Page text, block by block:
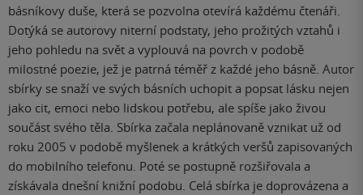
básníkovy duše, která se pozvolna otevírá každému čtenáři.
Dotýká se autorovy niterní podstaty, jeho prožitých vztahů i
jeho pohledu na svět a vyplouvá na povrch v podobě
milostné poezie, jež je patrná téměř z každé jeho básně. Autor
sbírky se snaží ve svých básních uchopit a popsat lásku nejen
jako cit, emoci nebo lidskou potřebu, ale spíše jako živou
součást svého těla. Sbírka začala neplánovaně vznikat už od
roku 2005 v podobě myšlenek a krátkých veršů zapisovaných
do mobilního telefonu. Poté se postupně rozšiřovala a
získávala dnešní knižní podobu. Celá sbírka je doprovázena a